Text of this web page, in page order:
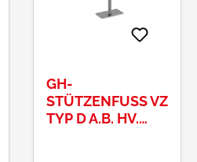
GH-
STÜTZENFUSS VZ T
YP D A.B. HV. M